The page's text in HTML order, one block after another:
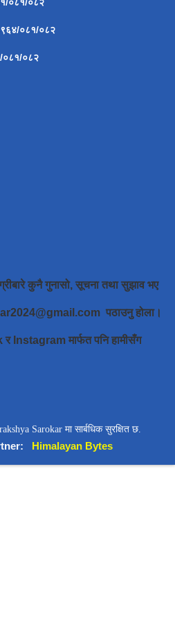
०८१/०८२
/०८१/०८२
/०८१/०८२
कुनै गुनासो, सूचना तथा सुझाव भए
पठाउनु होला।
मार्फत पनि हामीसँग
Sarokar मा सार्बधिक सुरक्षित छ.
Himalayan Bytes